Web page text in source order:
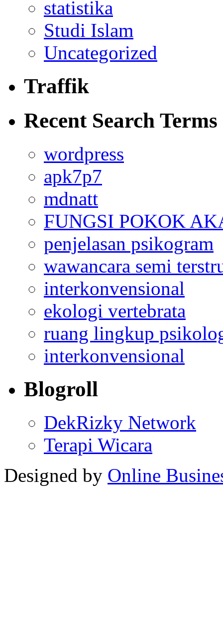
statistika
Studi Islam
Uncategorized
Traffik
Recent Search Terms
wordpress
apk7p7
mdnatt
FUNGSI POKOK
penjelasan psikogram
wawancara semi
interkonvensional
ekologi vertebrata
ruang lingkup
interkonvensional
Blogroll
DekRizky Network
Terapi Wicara
Designed by Online